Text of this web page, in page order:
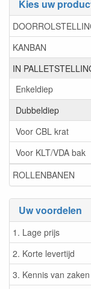
Kies uw
KANBAN
IN
Enkeldiep
Dubbeldiep
Voor CBL krat
Voor KLT/VDA bak
ROLLENBANEN
Uw voordelen
1. Lage prijs
2. Korte levertijd
3. Kennis van zaken